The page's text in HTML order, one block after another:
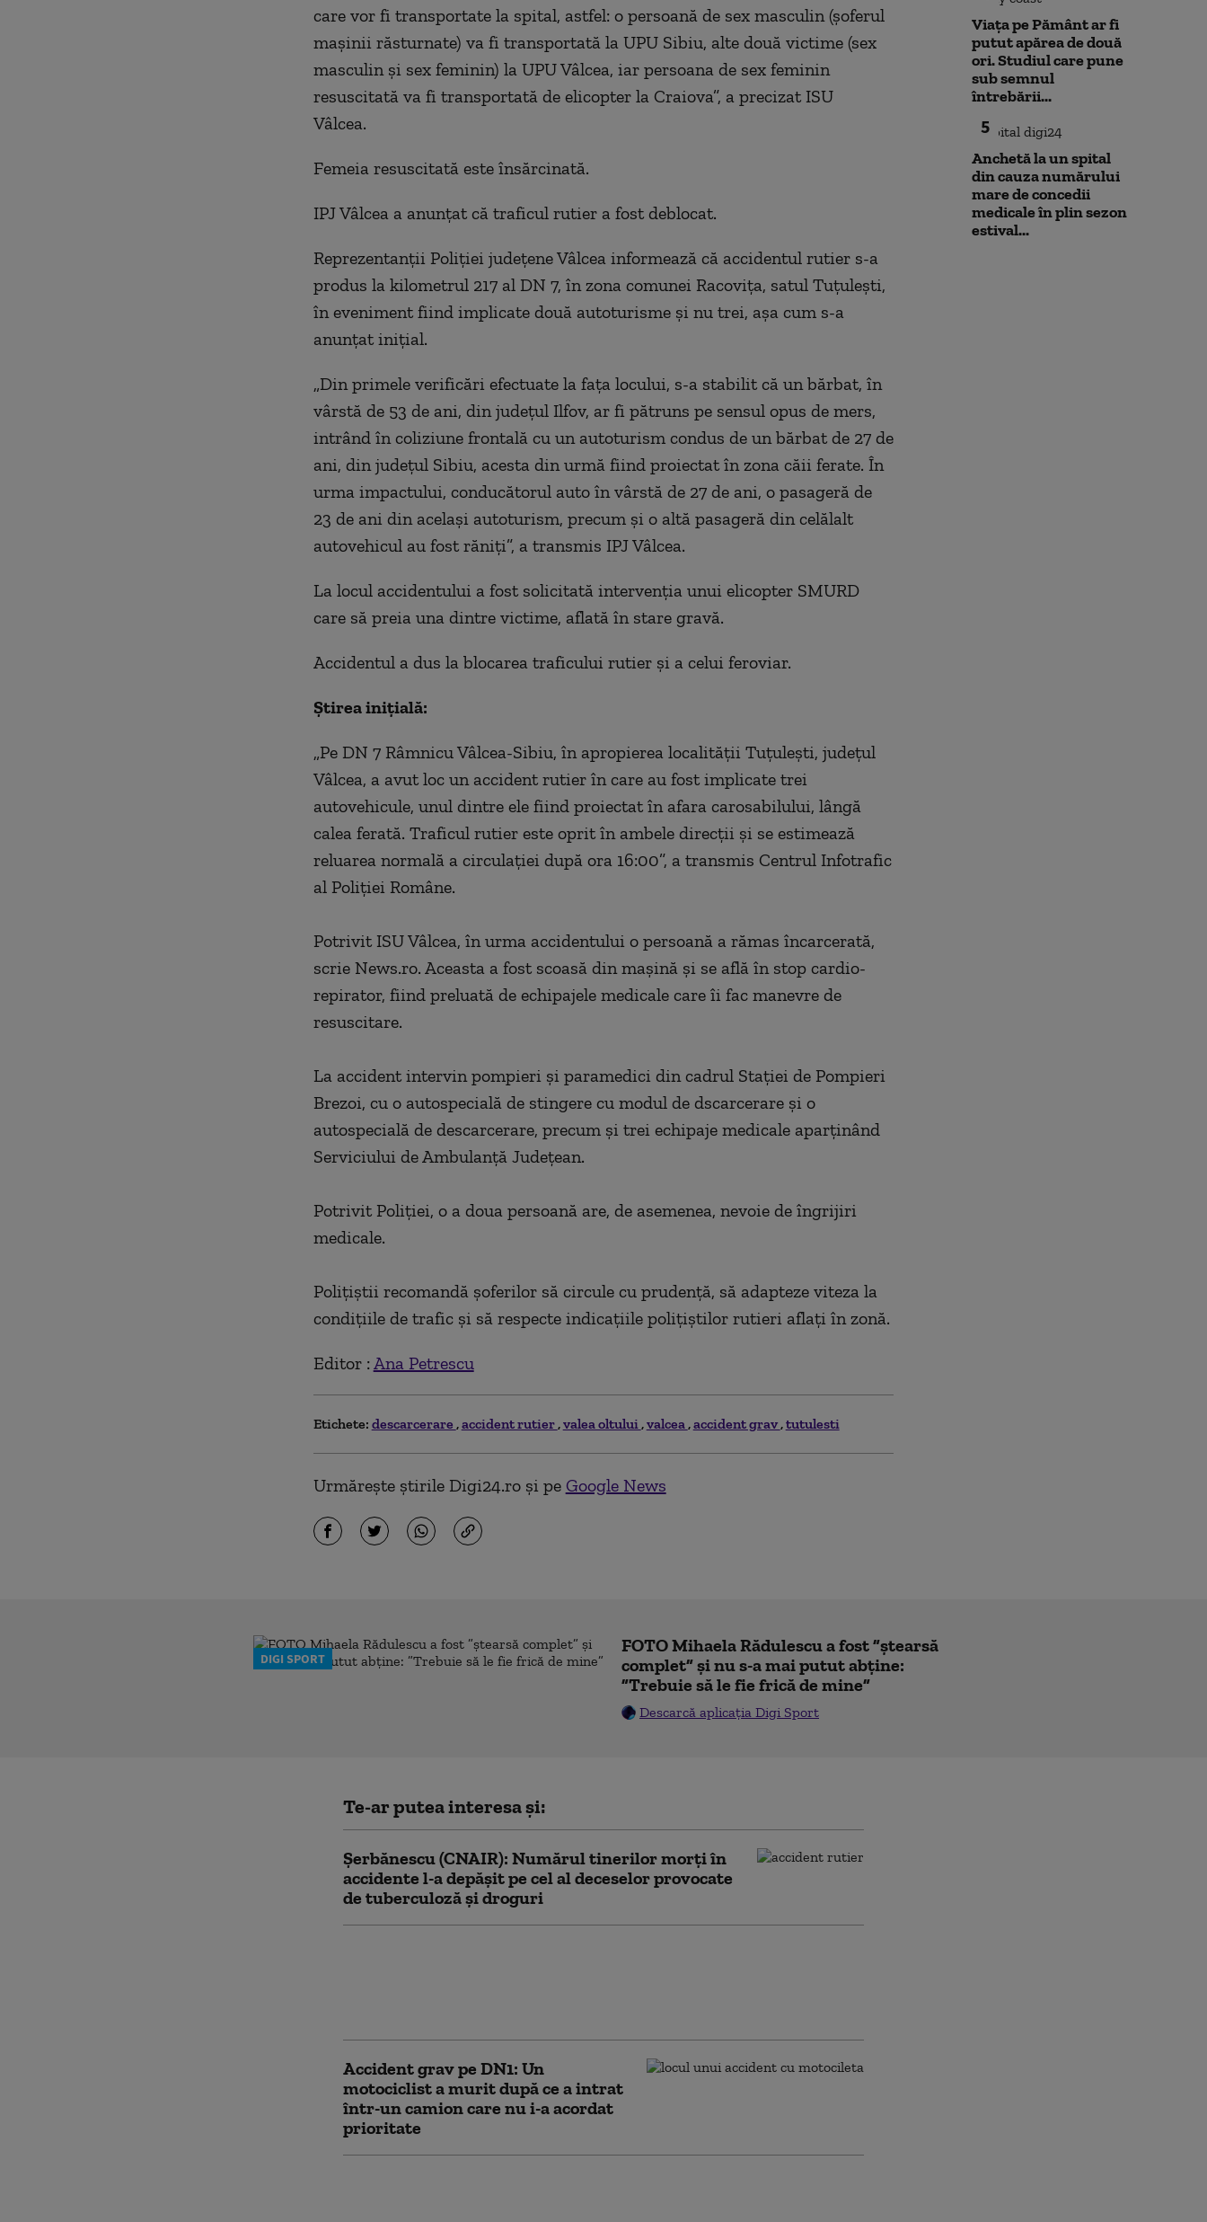
care vor fi transportate la spital, astfel: o persoană de sex masculin (şoferul
maşinii răsturnate) va fi transportată la UPU Sibiu, alte două victime (sex
masculin şi sex feminin) la UPU Vâlcea, iar persoana de sex feminin
resuscitată va fi transportată de elicopter la Craiova”, a precizat ISU
Vâlcea.
Femeia resuscitată este însărcinată.
IPJ Vâlcea a anunţat că traficul rutier a fost deblocat.
Reprezentanţii Poliţiei judeţene Vâlcea informează că accidentul rutier s-a
produs la kilometrul 217 al DN 7, în zona comunei Racoviţa, satul Tuţuleşti,
în eveniment fiind implicate două autoturisme şi nu trei, aşa cum s-a
anunţat iniţial.
„Din primele verificări efectuate la faţa locului, s-a stabilit că un bărbat, în
vârstă de 53 de ani, din judeţul Ilfov, ar fi pătruns pe sensul opus de mers,
intrând în coliziune frontală cu un autoturism condus de un bărbat de 27 de
ani, din judeţul Sibiu, acesta din urmă fiind proiectat în zona căii ferate. În
urma impactului, conducătorul auto în vârstă de 27 de ani, o pasageră de
23 de ani din acelaşi autoturism, precum şi o altă pasageră din celălalt
autovehicul au fost răniţi”, a transmis IPJ Vâlcea.
La locul accidentului a fost solicitată intervenţia unui elicopter SMURD
care să preia una dintre victime, aflată în stare gravă.
Accidentul a dus la blocarea traficului rutier şi a celui feroviar.
Știrea inițială:
„Pe DN 7 Râmnicu Vâlcea-Sibiu, în apropierea localităţii Tuţuleşti, judeţul
Vâlcea, a avut loc un accident rutier în care au fost implicate trei
autovehicule, unul dintre ele fiind proiectat în afara carosabilului, lângă
calea ferată. Traficul rutier este oprit în ambele direcţii şi se estimează
reluarea normală a circulaţiei după ora 16:00”, a transmis Centrul Infotrafic
al Poliţiei Române.
Potrivit ISU Vâlcea, în urma accidentului o persoană a rămas încarcerată,
scrie News.ro. Aceasta a fost scoasă din maşină şi se află în stop cardio-
repirator, fiind preluată de echipajele medicale care îi fac manevre de
resuscitare.
La accident intervin pompieri şi paramedici din cadrul Staţiei de Pompieri
Brezoi, cu o autospecială de stingere cu modul de dscarcerare şi o
autospecială de descarcerare, precum şi trei echipaje medicale aparţinând
Serviciului de Ambulanţă Judeţean.
Potrivit Poliţiei, o a doua persoană are, de asemenea, nevoie de îngrijiri
medicale.
Poliţiştii recomandă şoferilor să circule cu prudenţă, să adapteze viteza la
condiţiile de trafic şi să respecte indicaţiile poliţiştilor rutieri aflaţi în zonă.
Editor : Ana Petrescu
Etichete: descarcerare accident rutier valea oltului valcea accident grav tutulesti
Urmărește știrile Digi24.ro și pe Google News
Viața pe Pământ ar fi
putut apărea de două
ori. Studiul care pune
sub semnul
întrebării...
5
Anchetă la un spital
din cauza numărului
mare de concedii
medicale în plin sezon
estival...
DIGI SPORT
FOTO Mihaela Rădulescu a fost ”ștearsă
complet” și nu s-a mai putut abține:
”Trebuie să le fie frică de mine”
Descarcă aplicația Digi Sport
Te-ar putea interesa și:
Şerbănescu (CNAIR): Numărul tinerilor morţi în
accidente l-a depăşit pe cel al deceselor provocate
de tuberculoză şi droguri
Accident grav pe DN1: Un
motociclist a murit după ce a intrat
într-un camion care nu i-a acordat
prioritate